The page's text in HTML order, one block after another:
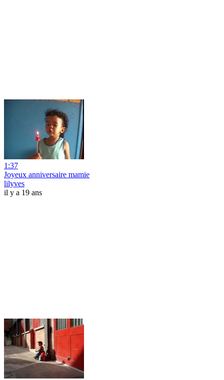
1:37
Joyeux anniversaire mamie
lilyves
il y a 19 ans